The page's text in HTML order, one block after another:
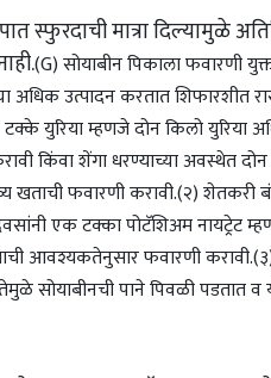
स्फुरदाची मात्रा दिल्यामुळे
(G) सोयाबीन पिकाला फवारणी
अधिक उत्पादन करतात शिफारशीत
युरिया म्हणजे दोन किलो युरिया
किंवा शेंगा धरण्याच्या अवस्थेत
खताची फवारणी करावी.(२) शेतकरी
एक टक्का पोटॅशिअम नायट्रेट
आवश्यकतेनुसार फवारणी करावी.
सोयाबीनची पाने पिवळी पडतात व